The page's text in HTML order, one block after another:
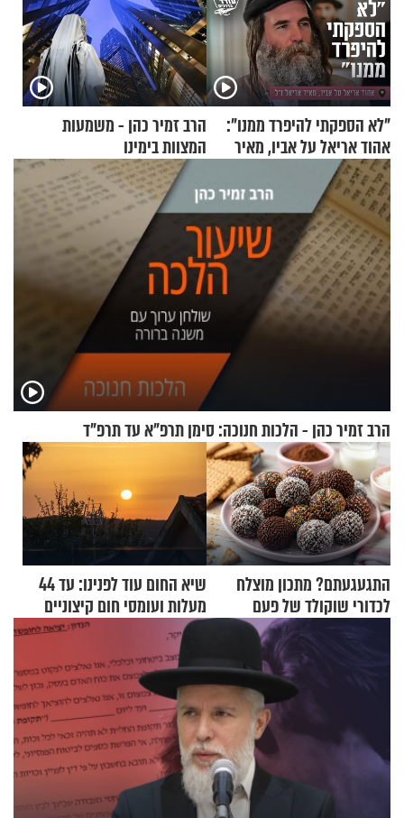
"לא הספקתי להיפרד ממנו":
אהוד אריאל על אביו, מאיר
אריאל ז"ל
הרב זמיר כהן - משמעות
המצוות בימינו
הרב זמיר כהן - הלכות חנוכה: סימן תרפ"א עד תרפ"ד
התגעגעתם? מתכון מוצלח
לכדורי שוקולד של פעם
שיא החום עוד לפנינו: עד 44
מעלות ועומסי חום קיצוניים